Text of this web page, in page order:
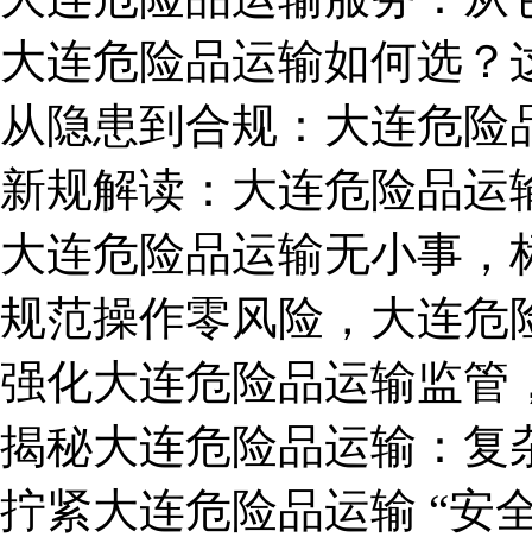
大连危险品运输如何选
从隐患到合规：大连危
新规解读：大连危险品
大连危险品运输无小事，
规范操作零风险，大连危
强化大连危险品运输监管
揭秘大连危险品运输：复
拧紧大连危险品运输 “安